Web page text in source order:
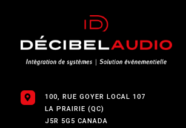
100, RUE GOYER LOCAL 107
LA PRAIRIE (QC)
J5R 5G5 CANADA